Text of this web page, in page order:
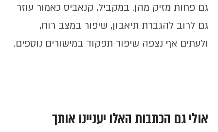
גם פחות מזיק מהן. במקביל, קנאביס כאמור עוזר
גם לרוב להגברת תיאבון, שיפור במצב רוח,
ולעתים אף נצפה שיפור תפקוד במישורים נוספים.
אולי גם הכתבות האלו יעניינו אותך